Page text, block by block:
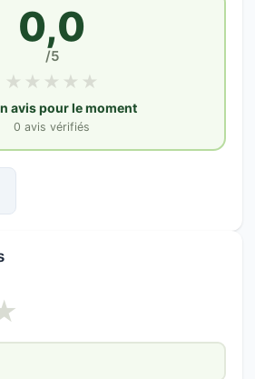
0,0
/5
★ ★ ★ ★ ★
avis pour le moment
0 avis vérifiés